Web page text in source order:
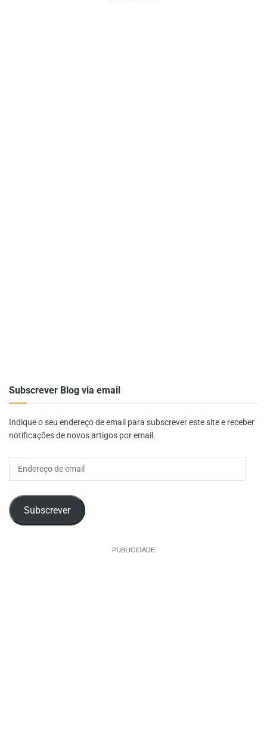
Subscrever Blog via email
Indique o seu endereço de email para subscrever este site e receber
notificações de novos artigos por email.
Subscrever
PUBLICIDADE